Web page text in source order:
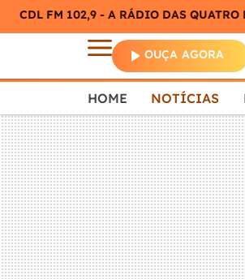
CDL FM 102,9 - A RÁDIO DAS QUATRO
OUÇA AGORA
HOME NOTÍCIAS